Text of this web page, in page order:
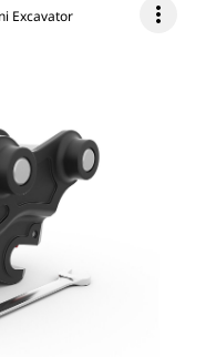
Excavator more_vert